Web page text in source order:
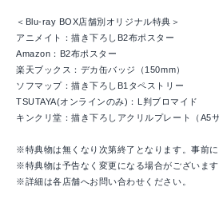
＜Blu-ray BOX店舗別オリジナル特典＞
アニメイト：描き下ろしB2布ポスター
Amazon：B2布ポスター
楽天ブックス：デカ缶バッジ（150mm）
ソフマップ：描き下ろしB1タペストリー
TSUTAYA(オンラインのみ)：L判ブロマイド
キンクリ堂：描き下ろしアクリルプレート（A5サ
※特典物は無くなり次第終了となります。事前に
※特典物は予告なく変更になる場合がございます
※詳細は各店舗へお問い合わせください。